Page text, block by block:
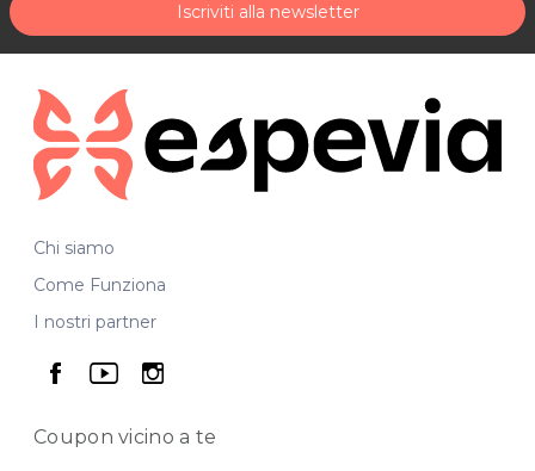
Iscriviti alla newsletter
Chi siamo
Come Funziona
I nostri partner
seguici su facebook
seguici su youtube
seguici su instagram
Coupon vicinoa te